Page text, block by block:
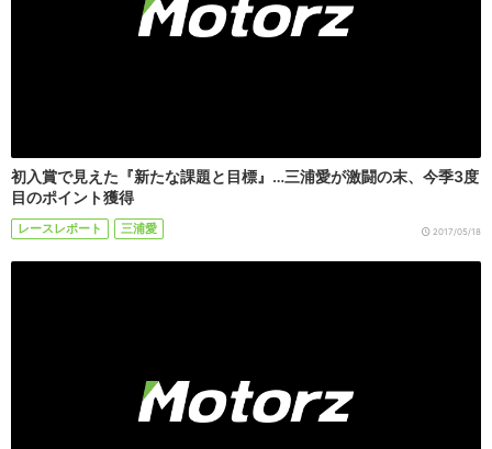
初入賞で見えた『新たな課題と目標』…三浦愛が激闘の末、今季3度
目のポイント獲得
レースレポート 三浦愛 2017/05/18